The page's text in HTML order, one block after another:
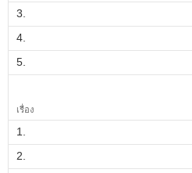
3.
4.
5.
เรื่อง
1.
2.